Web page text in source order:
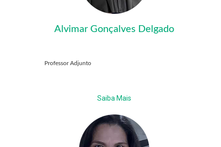
Alvimar Gonçalves Delgado
Professor Adjunto
Saiba Mais